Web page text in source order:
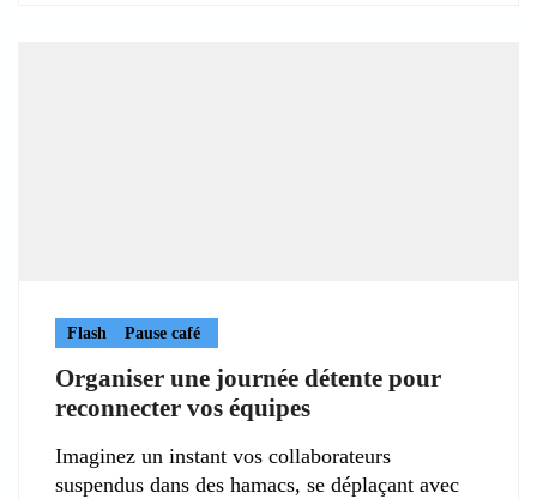
Flash Pause café
Organiser une journée détente pour
reconnecter vos équipes
Imaginez un instant vos collaborateurs
suspendus dans des hamacs, se déplaçant avec